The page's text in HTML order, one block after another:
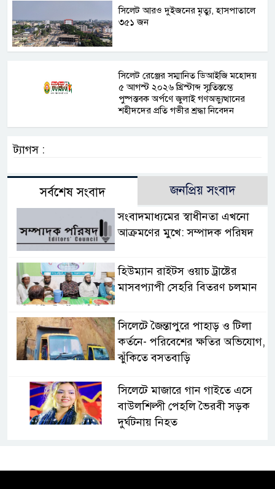
সিলেট আরও দুইজনের মৃত্যু, হাসপাতালে
৩৫১ জন
সিলেট রেঞ্জের সম্মানিত ডিআইজি মহোদয়
৫ আগস্ট ২০২৬ খ্রিস্টাব্দ স্মৃতিস্তম্ভে
পুষ্পস্তবক অর্পণে জুলাই গণঅভ্যুত্থানের
শহীদদের প্রতি গভীর শ্রদ্ধা নিবেদন
ট্যাগস :
সর্বশেষ সংবাদ জনপ্রিয় সংবাদ
সংবাদমাধ্যমের স্বাধীনতা এখনো
আক্রমণের মুখে: সম্পাদক পরিষদ
হিউম্যান রাইটস ওয়াচ ট্রাষ্টের
মাসবপ্যাপী সেহরি বিতরণ চলমান
সিলেটে জৈন্তাপুরে পাহাড় ও টিলা
কর্তনে- পরিবেশের ক্ষতির অভিযোগ,
ঝুঁকিতে বসতবাড়ি
সিলেটে মাজারে গান গাইতে এসে
বাউলশিল্পী পেহলি ভৈরবী সড়ক
দুর্ঘটনায় নিহত
ঢাকা-সিলেট মহাসড়কে দুটি